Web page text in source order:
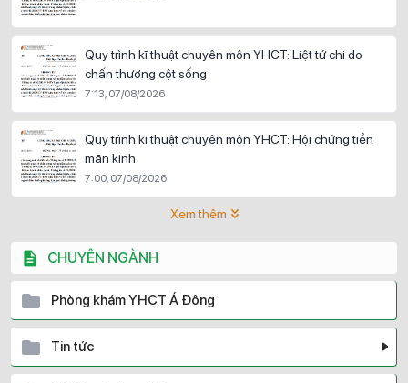
Quy trình kĩ thuật chuyên môn YHCT: Liệt tứ chi do
chấn thương cột sống
7:13, 07/08/2026
Quy trình kĩ thuật chuyên môn YHCT: Hội chứng tiền
mãn kinh
7:00, 07/08/2026
Xem thêm
CHUYÊN NGÀNH
Phòng khám YHCT Á Đông
Tin tức